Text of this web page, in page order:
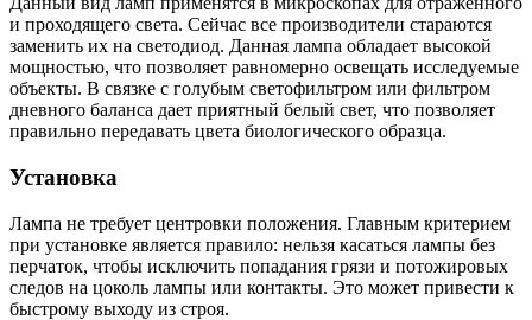
и проходящего света. Сейчас все производители стараются
заменить их на светодиод. Данная лампа обладает высокой
мощностью, что позволяет равномерно освещать исследуемые
объекты. В связке с голубым светофильтром или фильтром
дневного баланса дает приятный белый свет, что позволяет
правильно передавать цвета биологического образца.
Установка
Лампа не требует центровки положения. Главным критерием
при установке является правило: нельзя касаться лампы без
перчаток, чтобы исключить попадания грязи и потожировых
следов на цоколь лампы или контакты. Это может привести к
быстрому выходу из строя.